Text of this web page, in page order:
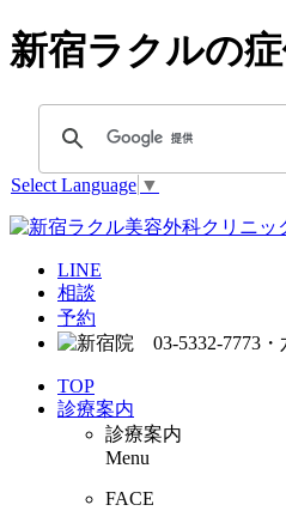
新宿ラクルの
Select Language ▼
LINE
相談
予約
TOP
診療案内
診療案内
Menu
FACE